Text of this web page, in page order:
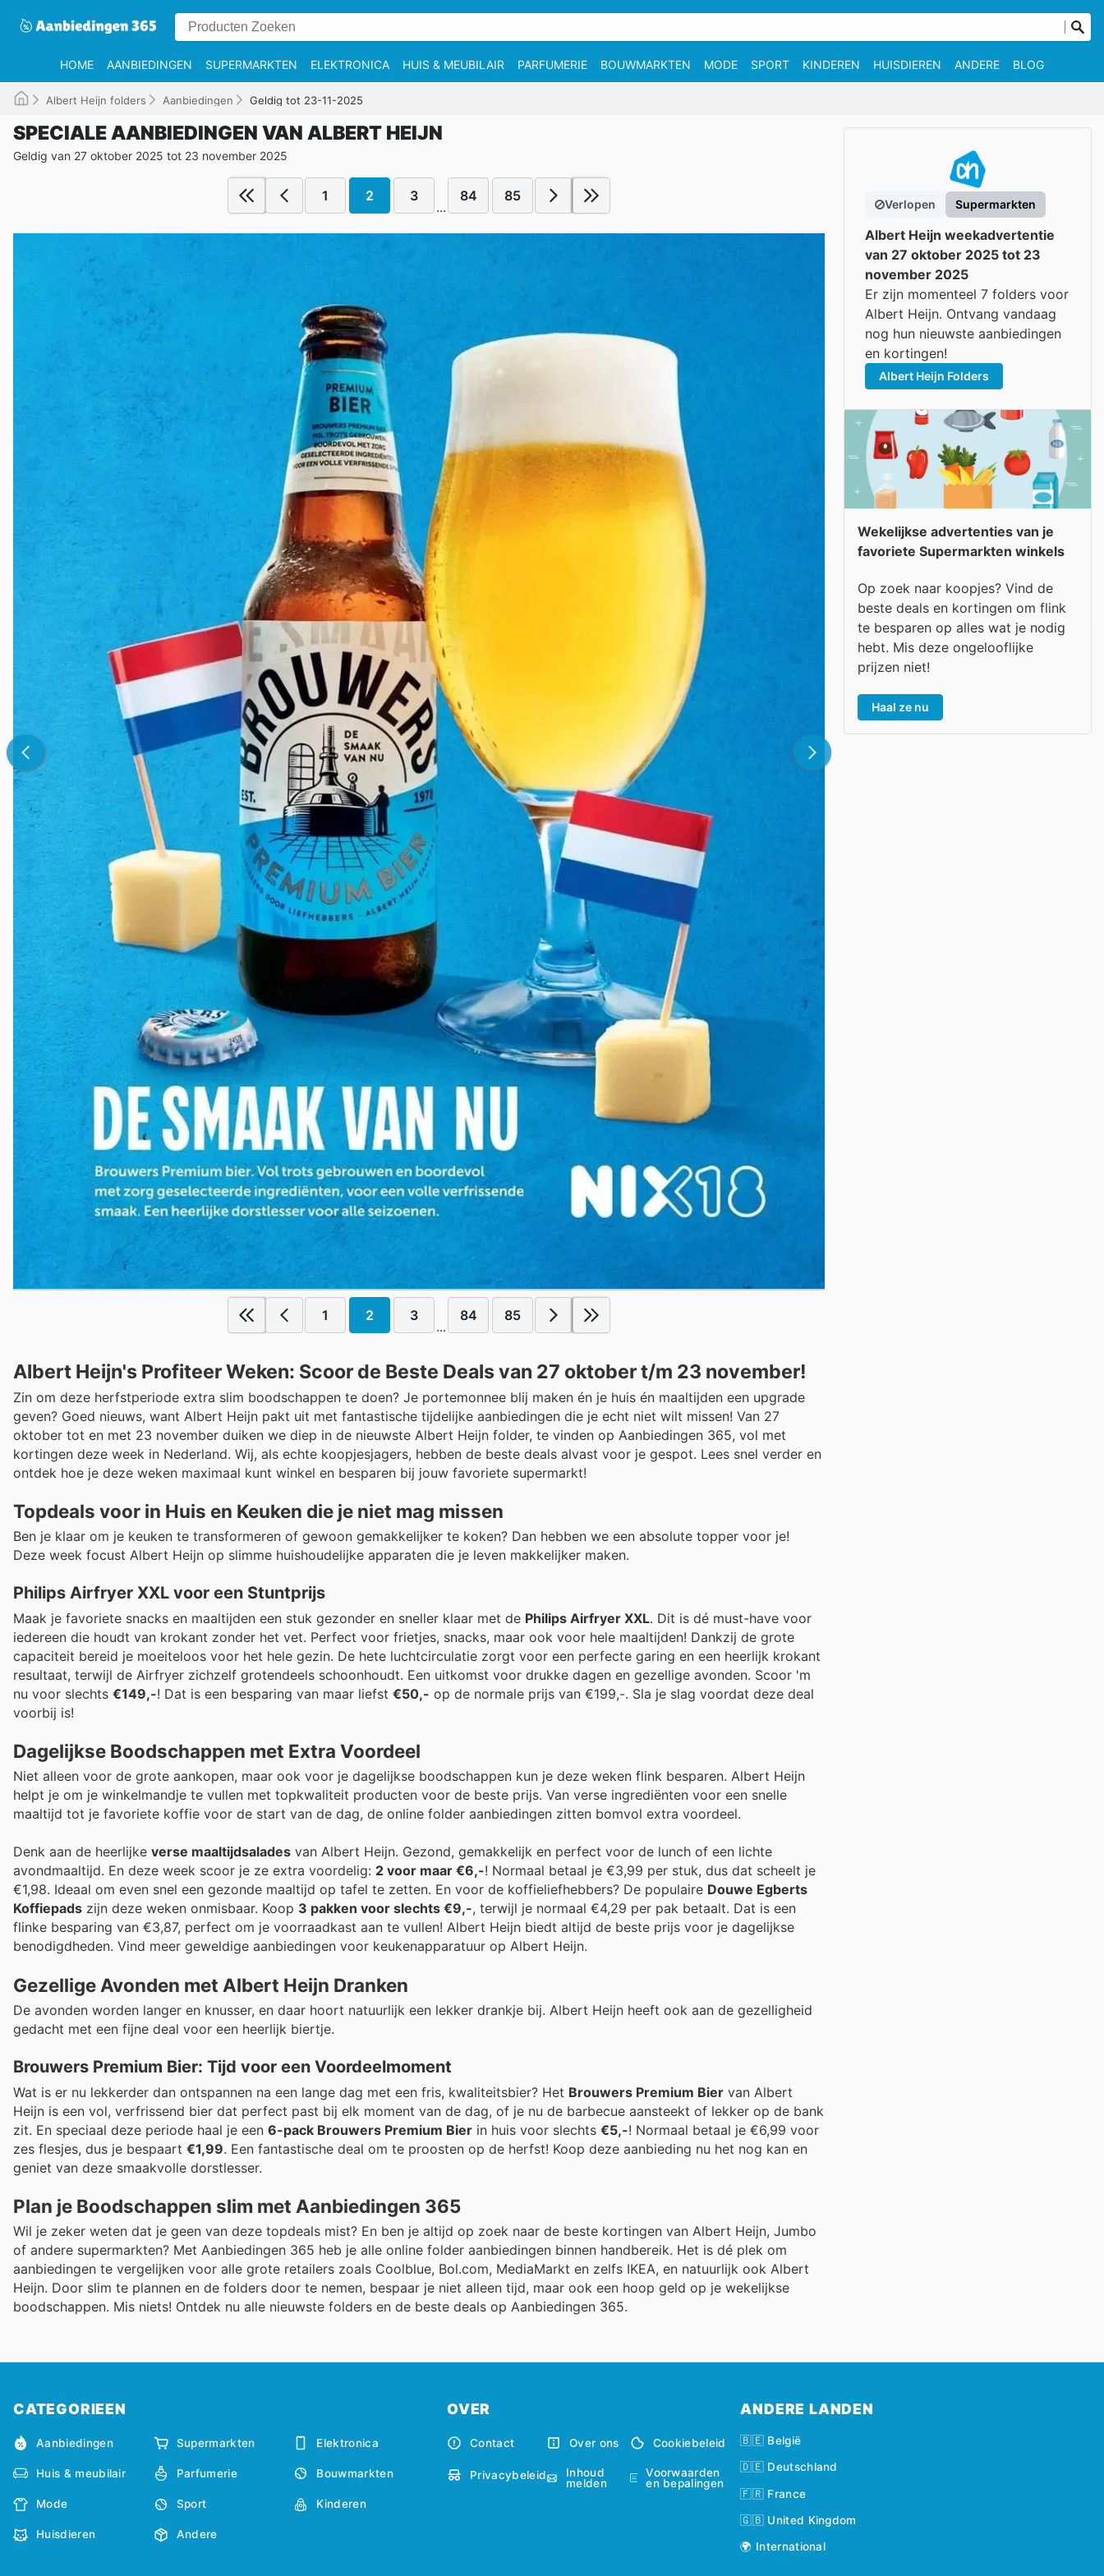
HOME AANBIEDINGEN SUPERMARKTEN ELEKTRONICA HUIS & MEUBILAIR PARFUMERIE BOUWMARKTEN MODE SPORT KINDEREN HUISDIEREN ANDERE BLOG
Albert Heijn folders Aanbiedingen Geldig tot 23-11-2025
SPECIALE AANBIEDINGEN VAN ALBERT HEIJN
Geldig van 27 oktober 2025 tot 23 november 2025
1 2 3
...
84 85
1 2 3
...
84 85
Albert Heijn's Profiteer Weken: Scoor de Beste Deals van 27 oktober t/m 23 november!
Zin om deze herfstperiode extra slim boodschappen te doen? Je portemonnee blij maken én je huis én maaltijden een upgrade
geven? Goed nieuws, want Albert Heijn pakt uit met fantastische tijdelijke aanbiedingen die je echt niet wilt missen! Van 27
oktober tot en met 23 november duiken we diep in de nieuwste Albert Heijn folder, te vinden op Aanbiedingen 365, vol met
kortingen deze week in Nederland. Wij, als echte koopjesjagers, hebben de beste deals alvast voor je gespot. Lees snel verder en
ontdek hoe je deze weken maximaal kunt winkel en besparen bij jouw favoriete supermarkt!
Topdeals voor in Huis en Keuken die je niet mag missen
Ben je klaar om je keuken te transformeren of gewoon gemakkelijker te koken? Dan hebben we een absolute topper voor je!
Deze week focust Albert Heijn op slimme huishoudelijke apparaten die je leven makkelijker maken.
Philips Airfryer XXL voor een Stuntprijs
Maak je favoriete snacks en maaltijden een stuk gezonder en sneller klaar met de Philips Airfryer XXL. Dit is dé must-have voor
iedereen die houdt van krokant zonder het vet. Perfect voor frietjes, snacks, maar ook voor hele maaltijden! Dankzij de grote
capaciteit bereid je moeiteloos voor het hele gezin. De hete luchtcirculatie zorgt voor een perfecte garing en een heerlijk krokant
resultaat, terwijl de Airfryer zichzelf grotendeels schoonhoudt. Een uitkomst voor drukke dagen en gezellige avonden. Scoor 'm
nu voor slechts €149,-! Dat is een besparing van maar liefst €50,- op de normale prijs van €199,-. Sla je slag voordat deze deal
voorbij is!
Dagelijkse Boodschappen met Extra Voordeel
Niet alleen voor de grote aankopen, maar ook voor je dagelijkse boodschappen kun je deze weken flink besparen. Albert Heijn
helpt je om je winkelmandje te vullen met topkwaliteit producten voor de beste prijs. Van verse ingrediënten voor een snelle
maaltijd tot je favoriete koffie voor de start van de dag, de online folder aanbiedingen zitten bomvol extra voordeel.
Denk aan de heerlijke verse maaltijdsalades van Albert Heijn. Gezond, gemakkelijk en perfect voor de lunch of een lichte
avondmaaltijd. En deze week scoor je ze extra voordelig: 2 voor maar €6,-! Normaal betaal je €3,99 per stuk, dus dat scheelt je
€1,98. Ideaal om even snel een gezonde maaltijd op tafel te zetten. En voor de koffieliefhebbers? De populaire Douwe Egberts
Koffiepads zijn deze weken onmisbaar. Koop 3 pakken voor slechts €9,-, terwijl je normaal €4,29 per pak betaalt. Dat is een
flinke besparing van €3,87, perfect om je voorraadkast aan te vullen! Albert Heijn biedt altijd de beste prijs voor je dagelijkse
benodigdheden. Vind meer geweldige aanbiedingen voor keukenapparatuur op Albert Heijn.
Gezellige Avonden met Albert Heijn Dranken
De avonden worden langer en knusser, en daar hoort natuurlijk een lekker drankje bij. Albert Heijn heeft ook aan de gezelligheid
gedacht met een fijne deal voor een heerlijk biertje.
Brouwers Premium Bier: Tijd voor een Voordeelmoment
Wat is er nu lekkerder dan ontspannen na een lange dag met een fris, kwaliteitsbier? Het Brouwers Premium Bier van Albert
Heijn is een vol, verfrissend bier dat perfect past bij elk moment van de dag, of je nu de barbecue aansteekt of lekker op de bank
zit. En speciaal deze periode haal je een 6-pack Brouwers Premium Bier in huis voor slechts €5,-! Normaal betaal je €6,99 voor
zes flesjes, dus je bespaart €1,99. Een fantastische deal om te proosten op de herfst! Koop deze aanbieding nu het nog kan en
geniet van deze smaakvolle dorstlesser.
Plan je Boodschappen slim met Aanbiedingen 365
Wil je zeker weten dat je geen van deze topdeals mist? En ben je altijd op zoek naar de beste kortingen van Albert Heijn, Jumbo
of andere supermarkten? Met Aanbiedingen 365 heb je alle online folder aanbiedingen binnen handbereik. Het is dé plek om
aanbiedingen te vergelijken voor alle grote retailers zoals Coolblue, Bol.com, MediaMarkt en zelfs IKEA, en natuurlijk ook Albert
Heijn. Door slim te plannen en de folders door te nemen, bespaar je niet alleen tijd, maar ook een hoop geld op je wekelijkse
boodschappen. Mis niets! Ontdek nu alle nieuwste folders en de beste deals op Aanbiedingen 365.
Verlopen Supermarkten
Albert Heijn weekadvertentie
van 27 oktober 2025 tot 23
november 2025
Er zijn momenteel 7 folders voor
Albert Heijn. Ontvang vandaag
nog hun nieuwste aanbiedingen
en kortingen!
Albert Heijn Folders
Wekelijkse advertenties van je
favoriete Supermarkten winkels
Op zoek naar koopjes? Vind de
beste deals en kortingen om flink
te besparen op alles wat je nodig
hebt. Mis deze ongelooflijke
prijzen niet!
Haal ze nu
CATEGORIEEN
Aanbiedingen Supermarkten Elektronica
Huis & meubilair Parfumerie Bouwmarkten
Mode Sport Kinderen
Huisdieren Andere
OVER
Contact Over ons Cookiebeleid
Privacybeleid
Inhoud
melden
Voorwaarden
en bepalingen
ANDERE LANDEN
🇧🇪 België
🇩🇪 Deutschland
🇫🇷 France
🇬🇧 United Kingdom
🌍 International